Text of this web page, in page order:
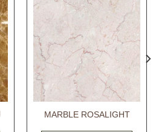
MARBLE ROSALIGHT